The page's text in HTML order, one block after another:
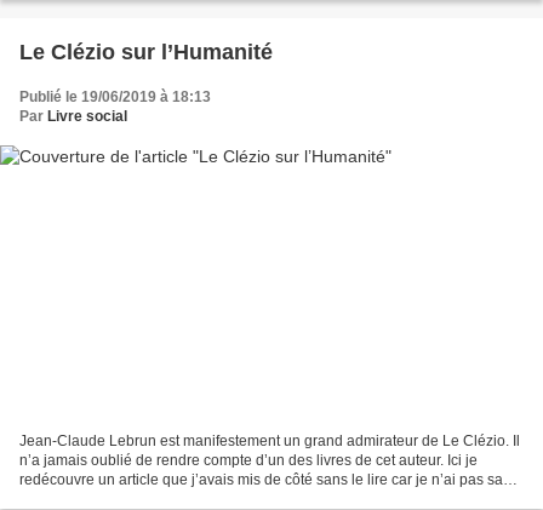
Le Clézio sur l’Humanité
Publié le 19/06/2019 à 18:13
Par Livre social
Jean-Claude Lebrun est manifestement un grand admirateur de Le Clézio. Il
n’a jamais oublié de rendre compte d’un des livres de cet auteur. Ici je
redécouvre un article que j’avais mis de côté sans le lire car je n’ai pas sa